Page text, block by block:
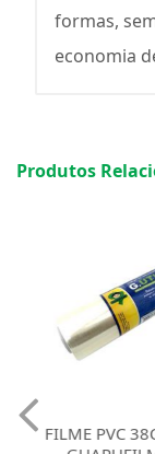
formas,
economia
Produtos
FILME PVC